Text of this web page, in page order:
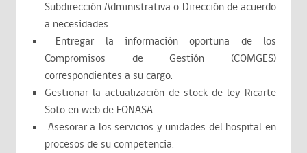
Subdirección Administrativa o Dirección de acuerdo
a necesidades.
Entregar la información oportuna de los
Compromisos de Gestión (COMGES)
correspondientes a su cargo.
Gestionar la actualización de stock de ley Ricarte
Soto en web de FONASA.
Asesorar a los servicios y unidades del hospital en
procesos de su competencia.